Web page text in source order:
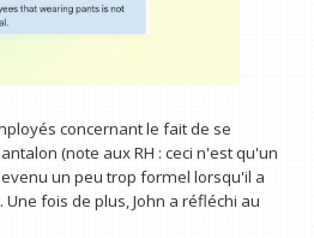
concernant le fait de se
(note aux RH : ceci n'est qu'un
un peu trop formel lorsqu'il a
fois de plus, John a réfléchi au